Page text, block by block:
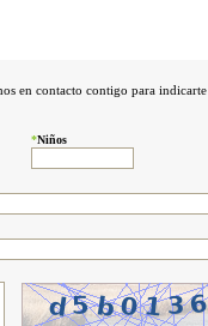
en contacto contigo para indicarte
*Niños